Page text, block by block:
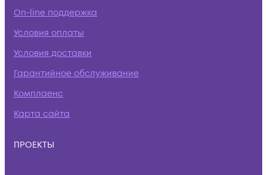
On-line поддержка
Условия оплаты
Условия доставки
Гарантийное обслуживание
Комплаенс
Карта сайта
ПРОЕКТЫ